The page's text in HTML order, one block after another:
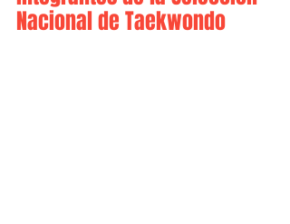
Nacional de Taekwondo